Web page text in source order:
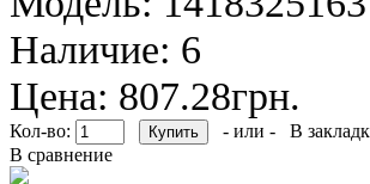
Наличие: 6
Цена: 807.28грн.
Кол-во: - или -
В
В сравнение